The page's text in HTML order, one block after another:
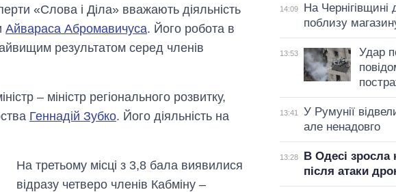
«Слова і Діла» вважають діяльність
Айвараса Абромавичуса. Його робота в
результатом серед членів
– міністр регіонального розвитку,
Геннадій Зубко. Його діяльність на
На третьому місці з 3,8 бала виявилися
відразу четверо членів Кабміну –
14:09
На
поблизу
13:53
Удар
13:41
У Румунії
але ненадовго
13:28
В Одесі зросла
після атаки